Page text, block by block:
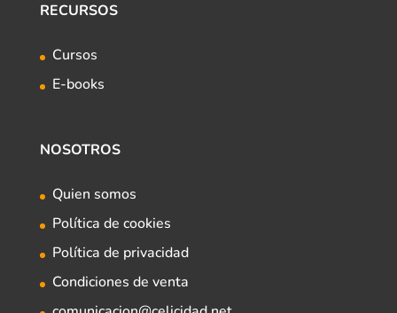
RECURSOS
Cursos
E-books
NOSOTROS
Quien somos
Política de cookies
Política de privacidad
Condiciones de venta